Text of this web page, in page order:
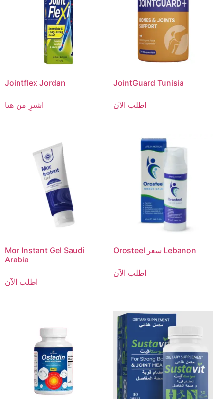
Jointflex Jordan
اشترِ من هنا
JointGuard Tunisia
اطلب الآن
Mor Instant Gel Saudi
Arabia
اطلب الآن
Orosteel سعر Lebanon
اطلب الآن